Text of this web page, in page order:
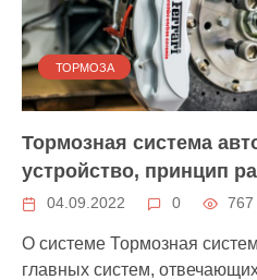
ТОРМОЗА
Тормозная система
устройство, принцип
04.09.2022 0 767
О системе Тормозная
главных систем,